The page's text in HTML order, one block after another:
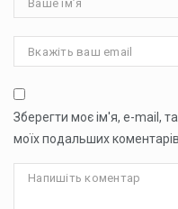
Зберегти моє ім'я, e-mail,
моїх подальших коментарів.